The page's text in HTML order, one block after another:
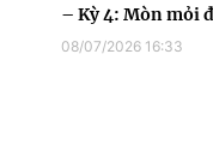
– Kỳ 4: Mòn mỏi
08/07/2026 16:33